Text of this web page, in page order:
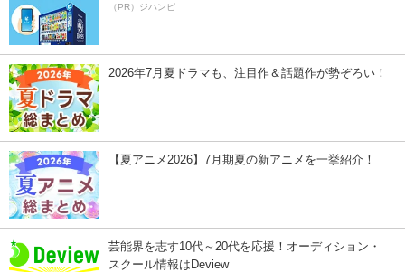
（PR）ジハンピ
2026年7月夏ドラマも、注目作＆話題作が勢ぞろい！
【夏アニメ2026】7月期夏の新アニメを一挙紹介！
芸能界を志す10代～20代を応援！オーディション・
スクール情報はDeview